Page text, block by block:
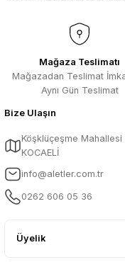
Mağaza Teslimatı
Mağazadan Teslimat
Aynı Gün Teslimat
Bize Ulaşın
Köşklüçeşme
KOCAELİ
info@aletler.com.tr
0262 606 05 36
Üyelik